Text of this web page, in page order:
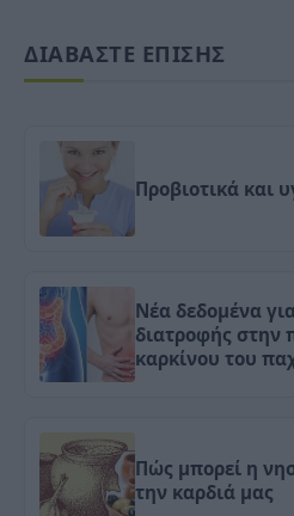
ΔΙΑΒΑΣΤΕ ΕΠΙΣΗΣ
Προβιοτικά και
Νέα δεδομένα
διατροφής στην
καρκίνου του
Πώς μπορεί η
την καρδιά μας